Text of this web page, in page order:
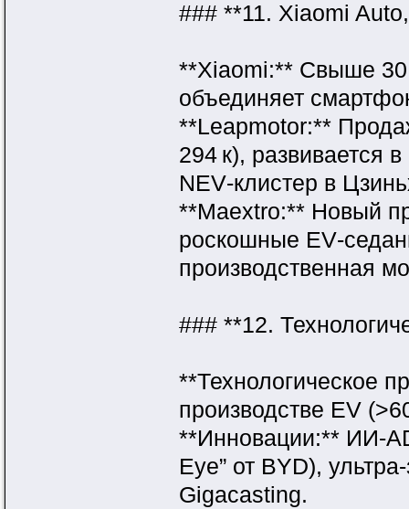
### **11. Xiaomi
**Xiaomi:** Свыше 30
объединяет
**Leapmotor:**
294 к), развивается
NEV‑клистер в
**Maextro:** Новый
роскошные
производственная
### **12.
**Технологическое
производстве EV
**Инновации:**
Eye” от BYD),
Gigacasting.